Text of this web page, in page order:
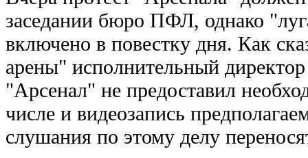
заседании бюро ПФЛ, однако
включено в повестку дня. Как
арены" исполнительный
"Арсенал" не предоставил
числе и видеозапись
слушания по этому делу